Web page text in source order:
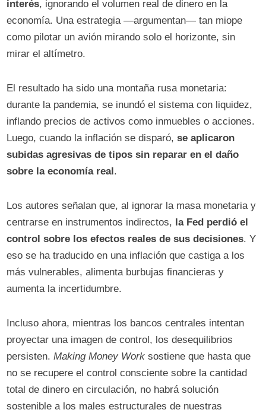
interés, ignorando el volumen real de dinero en la
economía. Una estrategia —argumentan— tan miope
como pilotar un avión mirando solo el horizonte, sin
mirar el altímetro.
El resultado ha sido una montaña rusa monetaria:
durante la pandemia, se inundó el sistema con liquidez,
inflando precios de activos como inmuebles o acciones.
Luego, cuando la inflación se disparó,se aplicaron
subidas agresivas de tipos sin reparar en el daño
sobre la economía real .
Los autores señalan que, al ignorar la masa monetaria y
centrarse en instrumentos indirectos, la Fed perdió el
control sobre los efectos reales de sus decisiones. Y
eso se ha traducido en una inflación que castiga a los
más vulnerables, alimenta burbujas financieras y
aumenta la incertidumbre.
Incluso ahora, mientras los bancos centrales intentan
proyectar una imagen de control, los desequilibrios
persisten.Making Money Work sostiene que hasta que
no se recupere el control consciente sobre la cantidad
total de dinero en circulación, no habrá solución
sostenible a los males estructurales de nuestras